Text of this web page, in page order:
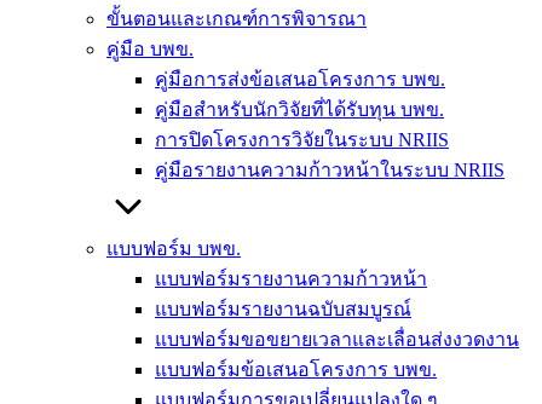
ขั้นตอนและเกณฑ์การพิจารณา
คู่มือ บพข.
คู่มือการส่งข้อเสนอโครงการ บพข.
คู่มือสำหรับนักวิจัยที่ได้รับทุน บพข.
การปิดโครงการวิจัยในระบบ NRIIS
คู่มือรายงานความก้าวหน้าในระบบ NRIIS
แบบฟอร์ม บพข.
แบบฟอร์มรายงานความก้าวหน้า
แบบฟอร์มรายงานฉบับสมบูรณ์
แบบฟอร์มขอขยายเวลาและเลื่อนส่งงวดงาน
แบบฟอร์มข้อเสนอโครงการ บพข.
แบบฟอร์มการขอเปลี่ยนแปลงใด ๆ